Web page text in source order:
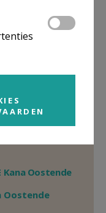
Kana Oostende
Oostende